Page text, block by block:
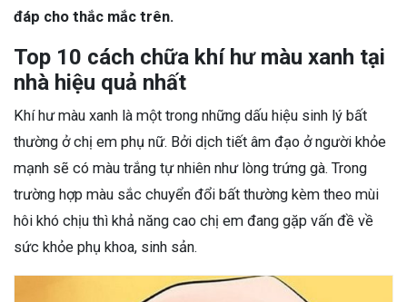
đáp cho thắc mắc trên.
Top 10 cách chữa khí hư màu xanh tại
nhà hiệu quả nhất
Khí hư màu xanh là một trong những dấu hiệu sinh lý bất
thường ở chị em phụ nữ. Bởi dịch tiết âm đạo ở người khỏe
mạnh sẽ có màu trắng tự nhiên như lòng trứng gà. Trong
trường hợp màu sắc chuyển đổi bất thường kèm theo mùi
hôi khó chịu thì khả năng cao chị em đang gặp vấn đề về
sức khỏe phụ khoa, sinh sản.